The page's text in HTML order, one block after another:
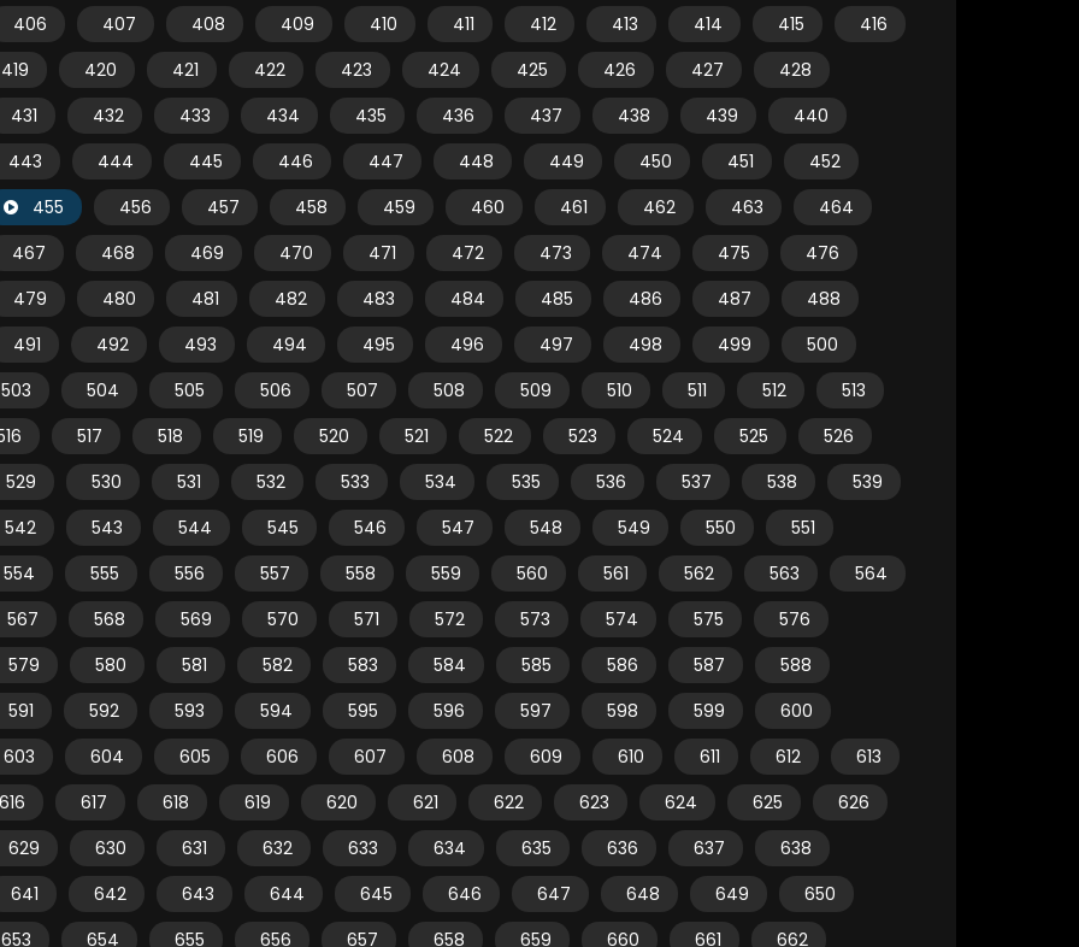
406
407 408 409 410 411 412 413 414 415
416
419
420 421 422 423 424 425 426 427
428
431
432 433 434 435 436 437 438 439
440
443
444 445 446 447 448 449 450 451
452
455
456 457 458 459 460 461 462 463
464
467
468 469 470 471 472 473 474 475
476
479
480 481 482 483 484 485 486 487
488
491
492 493 494 495 496 497 498 499
500
503
504 505 506 507 508 509 510 511 512
513
517 518 519 520 521 522 523 524 525
526
529
530 531 532 533 534 535 536 537 538
539
542
543 544 545 546 547 548 549 550
551
554
555 556 557 558 559 560 561 562 563
564
567
568 569 570 571 572 573 574 575
576
579
580 581 582 583 584 585 586 587
588
591
592 593 594 595 596 597 598 599
600
603
604 605 606 607 608 609 610 611 612
613
616
617 618 619 620 621 622 623 624 625
626
629
630 631 632 633 634 635 636 637
638
641
642 643 644 645 646 647 648 649
650
653
654 655 656 657 658 659 660 661
662